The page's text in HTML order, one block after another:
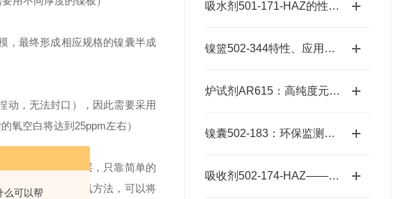
么可以帮
吸水剂501-171-HAZ的性能及优势
镍篮502-344特性、应用与潜力探秘
炉试剂AR615：高纯度元素分析耗材，赋能精准检测高效推进
镍囊502-183：环保监测的精准工具
吸收剂502-174-HAZ——碱石棉二氧化碳吸收剂原理与元素分析及气体净化应用
，最终形成相应规格的镍囊半成
动，无法封口），因此需要采用
氧空白将达到25ppm左右）
顽固的金属氧化层，只靠简单的
套有效的表面除氧方法，可以将